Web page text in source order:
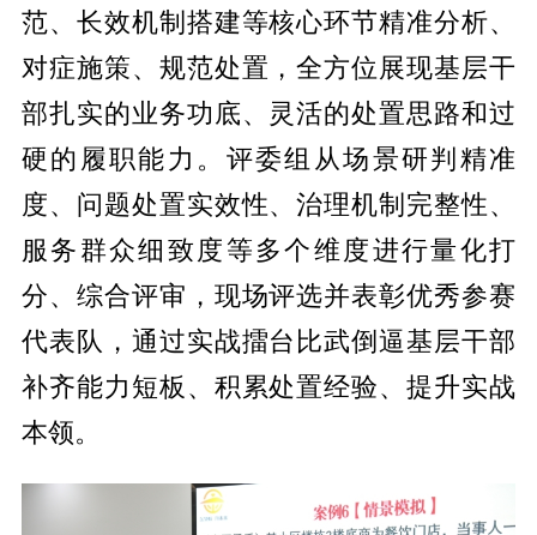
范、长效机制搭建等核心环节精准分析、
对症施策、规范处置，全方位展现基层干
部扎实的业务功底、灵活的处置思路和过
硬的履职能力。评委组从场景研判精准
度、问题处置实效性、治理机制完整性、
服务群众细致度等多个维度进行量化打
分、综合评审，现场评选并表彰优秀参赛
代表队，通过实战擂台比武倒逼基层干部
补齐能力短板、积累处置经验、提升实战
本领。